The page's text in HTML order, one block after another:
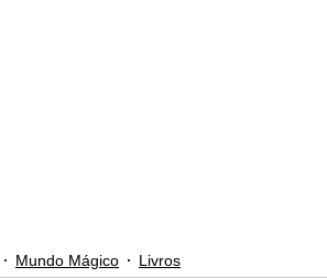
Mundo Mágico Livros